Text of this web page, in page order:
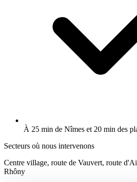
À 25 min de Nîmes et 20 min des
Secteurs où nous intervenons
Centre village, route de Vauvert, route
Rhôny